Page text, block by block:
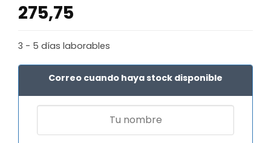
275,75
3 - 5 días laborables
Correo cuando haya stock disponible